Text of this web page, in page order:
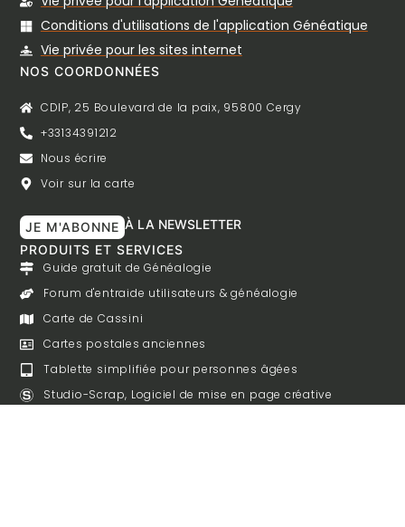
Conditions d'utilisations de l'application Généatique
Vie privée pour les sites internet
NOS COORDONNÉES
CDIP, 25 Boulevard de la paix, 95800 Cergy
+33134391212
Nous écrire
Voir sur la carte
JE M'ABONNE À LA NEWSLETTER
PRODUITS ET SERVICES
Guide gratuit de Généalogie
Forum d'entraide utilisateurs & généalogie
Carte de Cassini
Cartes postales anciennes
Tablette simplifiée pour personnes âgées
Studio-Scrap, Logiciel de mise en page créative